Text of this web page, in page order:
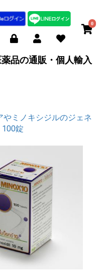
0
品の通販・個人輸入
ミノキシジルのジェネ
錠